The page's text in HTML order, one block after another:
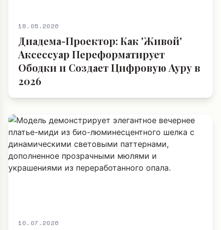
18.05.2026
Диадема-Проектор: Как 'Живой'
Аксессуар Переформатирует
Ободки и Создает Цифровую Ауру в
2026
10.07.2026